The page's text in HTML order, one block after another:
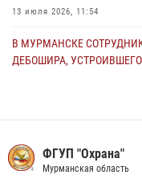
13 июля 2026, 11:54
В МУРМАНСКЕ
ДЕБОШИРА,
17 июля 2026, 09:10
ФГУП "Охрана"
Мурманская область